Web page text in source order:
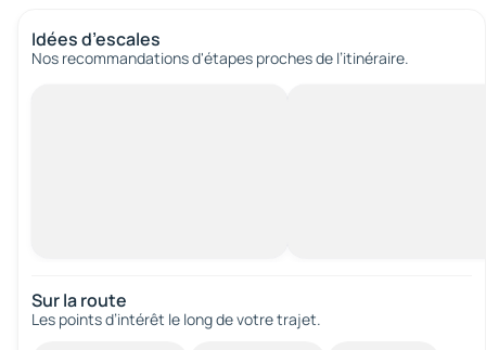
Idées d’escales
Nos recommandations d'étapes proches de l’itinéraire.
Sur la route
Les points d’intérêt le long de votre trajet.